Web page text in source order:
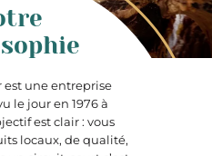
est une entreprise
le jour en 1976 à
est clair : vous
locaux, de qualité,